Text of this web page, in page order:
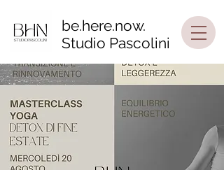
be.here.now.
Studio Pascolini